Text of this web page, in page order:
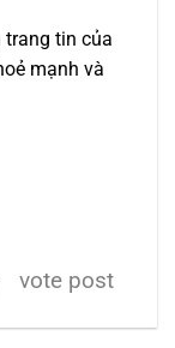
trang tin của
mạnh và
vote post